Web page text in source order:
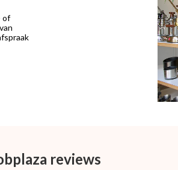
of
reviews